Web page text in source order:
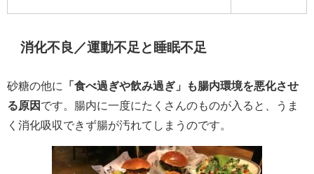
消化不良／運動不足と睡眠不足
砂糖の他に
「食べ過ぎや飲み過ぎ」も腸内環境を悪化させ
る原因 です。腸内に一度にたくさんのものが入ると、うま
く消化吸収できず腸が汚れてしまうのです。